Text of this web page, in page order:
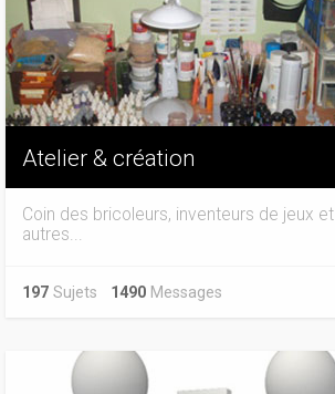
Atelier & création
Coin des bricoleurs, inventeurs de jeux et
autres...
197 Sujets 1490 Messages